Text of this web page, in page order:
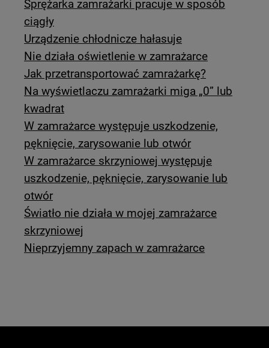
Sprężarka zamrażarki pracuje w sposób
ciągły
Urządzenie chłodnicze hałasuje
Nie działa oświetlenie w zamrażarce
Jak przetransportować zamrażarkę?
Na wyświetlaczu zamrażarki miga „0” lub
kwadrat
W zamrażarce występuje uszkodzenie,
pęknięcie, zarysowanie lub otwór
W zamrażarce skrzyniowej występuje
uszkodzenie, pęknięcie, zarysowanie lub
otwór
Światło nie działa w mojej zamrażarce
skrzyniowej
Nieprzyjemny zapach w zamrażarce